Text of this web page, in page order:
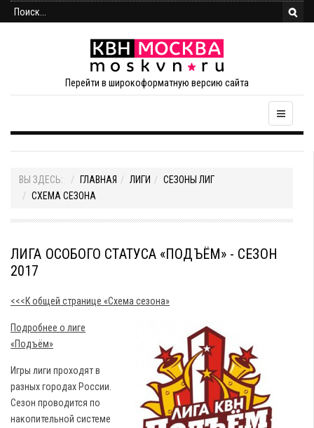
Перейти в широкоформатную версию сайта
ВЫ ЗДЕСЬ: ГЛАВНАЯ ЛИГИ
СЕЗОНЫ ЛИГ
СХЕМА СЕЗОНА
ЛИГА ОСОБОГО СТАТУСА «ПОДЪЁМ» - СЕЗОН
2017
<<<К общей странице «Схема сезона»
Подробнее о лиге
«Подъём»
Игры лиги проходят в
разных городах России.
Сезон проводится по
накопительной системе